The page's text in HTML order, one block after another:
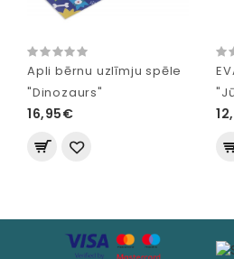
Apli bērnu uzlīmju spēle
"Dinozaurs"
16,95€